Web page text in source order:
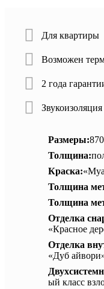
Для квартиры
Возможен
2 года
Размеры:
Толщина:
Краска:
Толщина
Толщина
Отделка
«Красное
Отделка
«Дуб
ый класс